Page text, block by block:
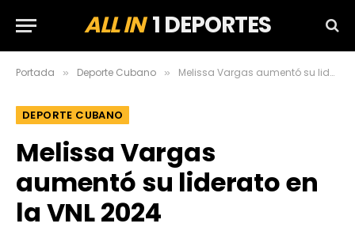
ALL IN1 DEPORTES
Portada » Deporte Cubano » Melissa Vargas aumentó su liderato en la VNL 2024
DEPORTE CUBANO
Melissa Vargas
aumentó su liderato en
la VNL 2024